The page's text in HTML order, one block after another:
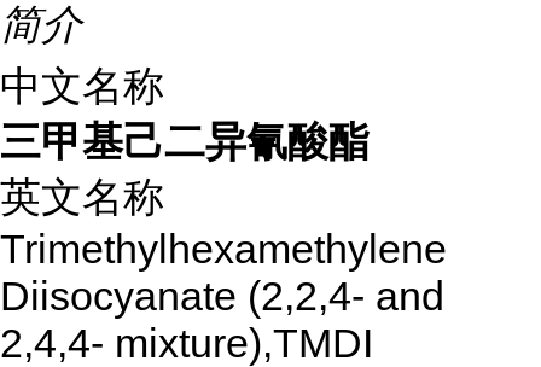
简介
中文名称
三甲基己二异氰酸酯
英文名称
Trimethylhexamethylene
Diisocyanate (2,2,4- and
2,4,4- mixture),TMDI